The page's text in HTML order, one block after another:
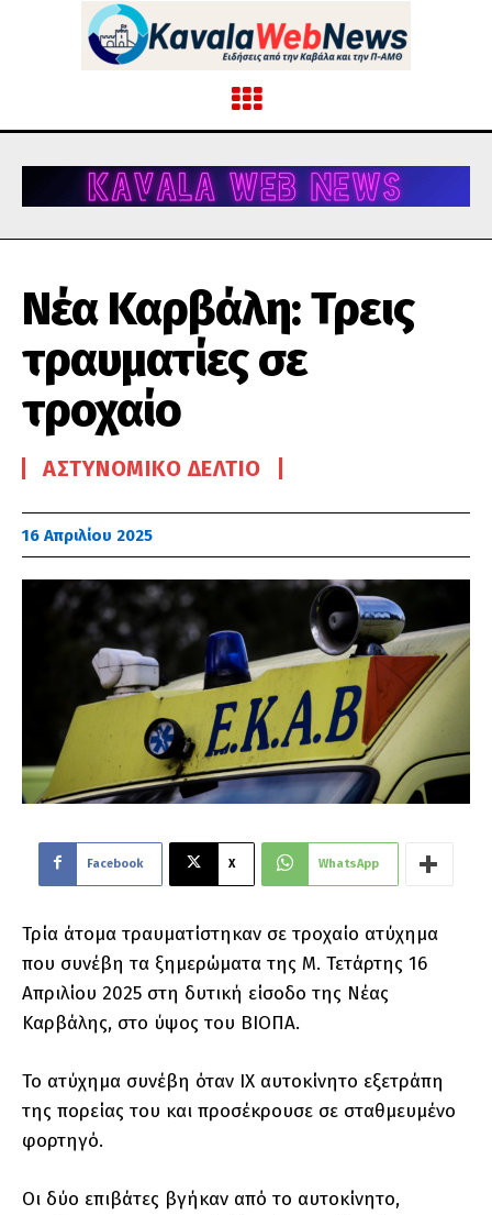
Νέα Καρβάλη: Τρεις
τραυματίες σε
τροχαίο
ΑΣΤΥΝΟΜΙΚΌ ΔΕΛΤΊΟ
16 Απριλίου 2025
Facebook X WhatsApp
Τρία άτομα τραυματίστηκαν σε τροχαίο ατύχημα
που συνέβη τα ξημερώματα της Μ. Τετάρτης 16
Απριλίου 2025 στη δυτική είσοδο της Νέας
Καρβάλης, στο ύψος του ΒΙΟΠΑ.
Το ατύχημα συνέβη όταν ΙΧ αυτοκίνητο εξετράπη
της πορείας του και προσέκρουσε σε σταθμευμένο
φορτηγό.
Οι δύο επιβάτες βγήκαν από το αυτοκίνητο,